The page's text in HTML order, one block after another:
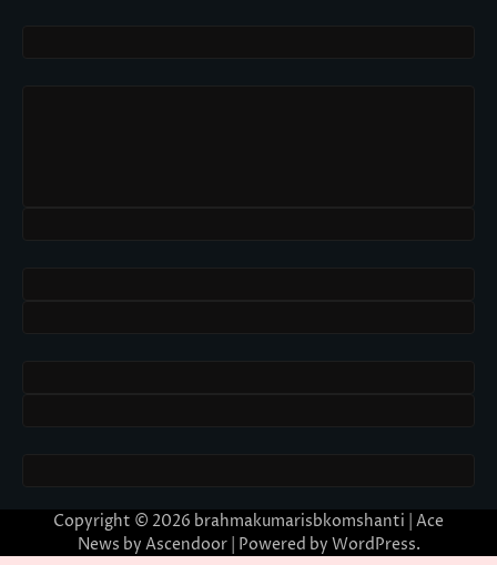
Copyright © 2026 brahmakumarisbkomshanti | Ace
News by Ascendoor| Powered by WordPress.